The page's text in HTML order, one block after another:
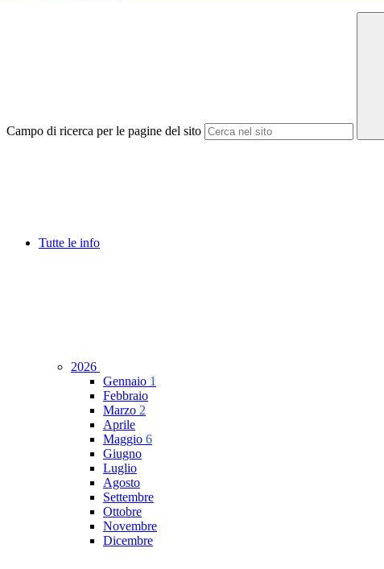
Campo di ricerca per le pagine del sito
Tutte le info
2026
Gennaio 1
Febbraio
Marzo 2
Aprile
Maggio 6
Giugno
Luglio
Agosto
Settembre
Ottobre
Novembre
Dicembre